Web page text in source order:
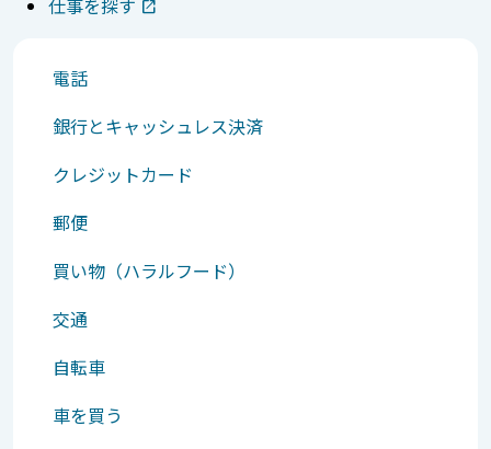
電話
銀行とキャッシュレス決済
クレジットカード
郵便
買い物（ハラルフード）
交通
自転車
車を買う